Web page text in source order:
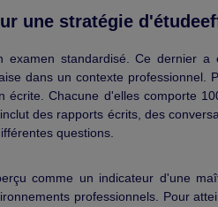
une stratégie
standardisé. Ce dernier
dans un contexte professionnel.
Chacune d'elles comporte
des rapports écrits, des
questions.
comme un indicateur d'une
professionnels. Pour